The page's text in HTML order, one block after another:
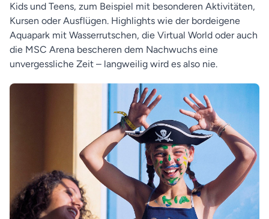
Kids und Teens, zum Beispiel mit besonderen Aktivitäten,
Kursen oder Ausflügen. Highlights wie der bordeigene
Aquapark mit Wasserrutschen, die Virtual World oder auch
die MSC Arena bescheren dem Nachwuchs eine
unvergessliche Zeit – langweilig wird es also nie.